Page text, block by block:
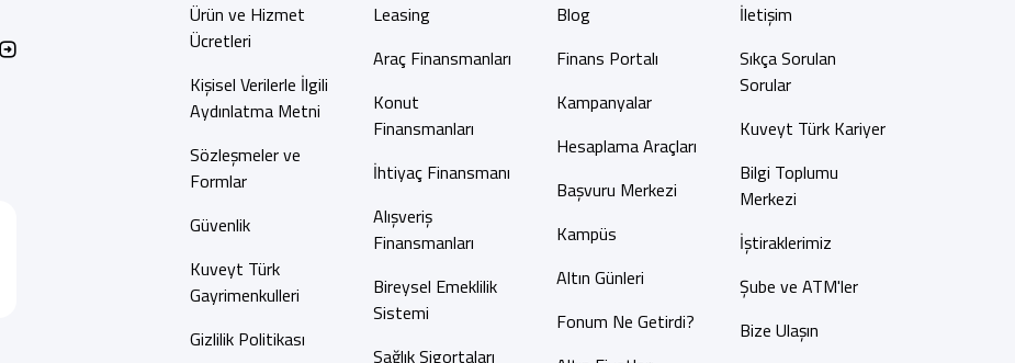
Ürün ve Hizmet
Ücretleri
Kişisel Verilerle İlgili
Aydınlatma Metni
Sözleşmeler ve
Formlar
Güvenlik
Kuveyt Türk
Gayrimenkulleri
Gizlilik Politikası
Leasing
Araç Finansmanları
Konut
Finansmanları
İhtiyaç Finansmanı
Alışveriş
Finansmanları
Bireysel Emeklilik
Sistemi
Sağlık Sigortaları
Blog
Finans Portalı
Kampanyalar
Hesaplama Araçları
Başvuru Merkezi
Kampüs
Altın Günleri
Fonum Ne Getirdi?
İletişim
Sıkça Sorulan
Sorular
Kuveyt Türk Kariyer
Bilgi Toplumu
Merkezi
İştiraklerimiz
Şube ve ATM'ler
Bize Ulaşın